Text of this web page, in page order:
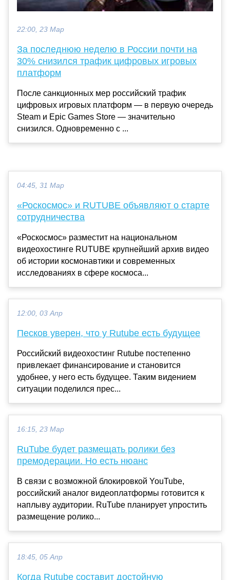
22:00, 23 Мар
За последнюю неделю в России почти на
30% снизился трафик цифровых игровых
платформ
После санкционных мер российский трафик
цифровых игровых платформ — в первую очередь
Steam и Epic Games Store — значительно
снизился. Одновременно с ...
04:45, 31 Мар
«Роскосмос» и RUTUBE объявляют о старте
сотрудничества
«Роскосмос» разместит на национальном
видеохостинге RUTUBE крупнейший архив видео
об истории космонавтики и современных
исследованиях в сфере космоса...
12:00, 03 Апр
Песков уверен, что у Rutube есть будущее
Российский видеохостинг Rutube постепенно
привлекает финансирование и становится
удобнее, у него есть будущее. Таким видением
ситуации поделился прес...
16:15, 23 Мар
RuTube будет размещать ролики без
премодерации. Но есть нюанс
В связи с возможной блокировкой YouTube,
российский аналог видеоплатформы готовится к
наплыву аудитории. RuTube планирует упростить
размещение ролико...
18:45, 05 Апр
Когда Rutube составит достойную